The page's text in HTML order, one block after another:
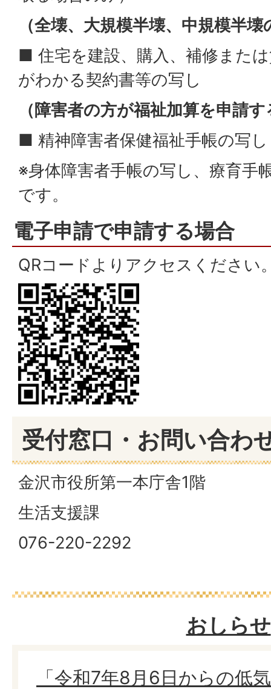
（全壊、大規模半壊、中規模半壊
■ 住宅を建設、購入、補修また
がわかる契約書等の写し
（障害者の方が福祉加算を申請
■ 精神障害者保健福祉手帳の写し
※身体障害者手帳の写し、療育手
です。
電子申請で申請する場合
QRコードよりアクセスください
受付窓口・お問い合わ
金沢市役所第一本庁舎1階
生活支援課
076-220-2292
おしらせ
「令和7年8月6日からの低